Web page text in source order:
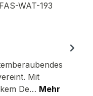
WAT-193
Mit
De… Mehr